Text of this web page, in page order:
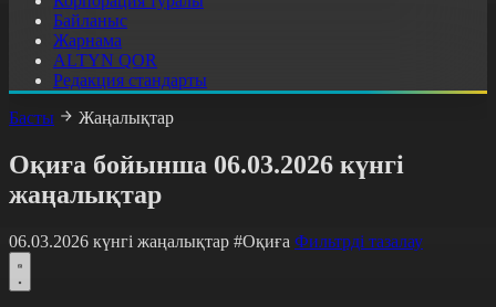
Байланыс
Жарнама
ALTYN QOR
Редакция стандарты
Басты
Жаңалықтар
Оқиға бойынша 06.03.2026 күнгі
жаңалықтар
06.03.2026 күнгі жаңалықтар #Оқиға Фильтрді тазалау